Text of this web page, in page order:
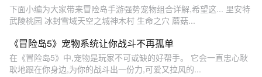
下面小编为大家带来冒险岛手游强势宠物组合详解,希望这... 里安特
武陵桃园 冰封雪域天空之城神木村 生命之穴 蘑菇...
​《冒险岛5》宠物系统让你战斗不再孤单
在《冒险岛5》中,宠物是玩家不可或缺的好帮手。 它会一直忠心耿
耿地跟在你身边,为你的战斗出一份力,可爱又拉风的...